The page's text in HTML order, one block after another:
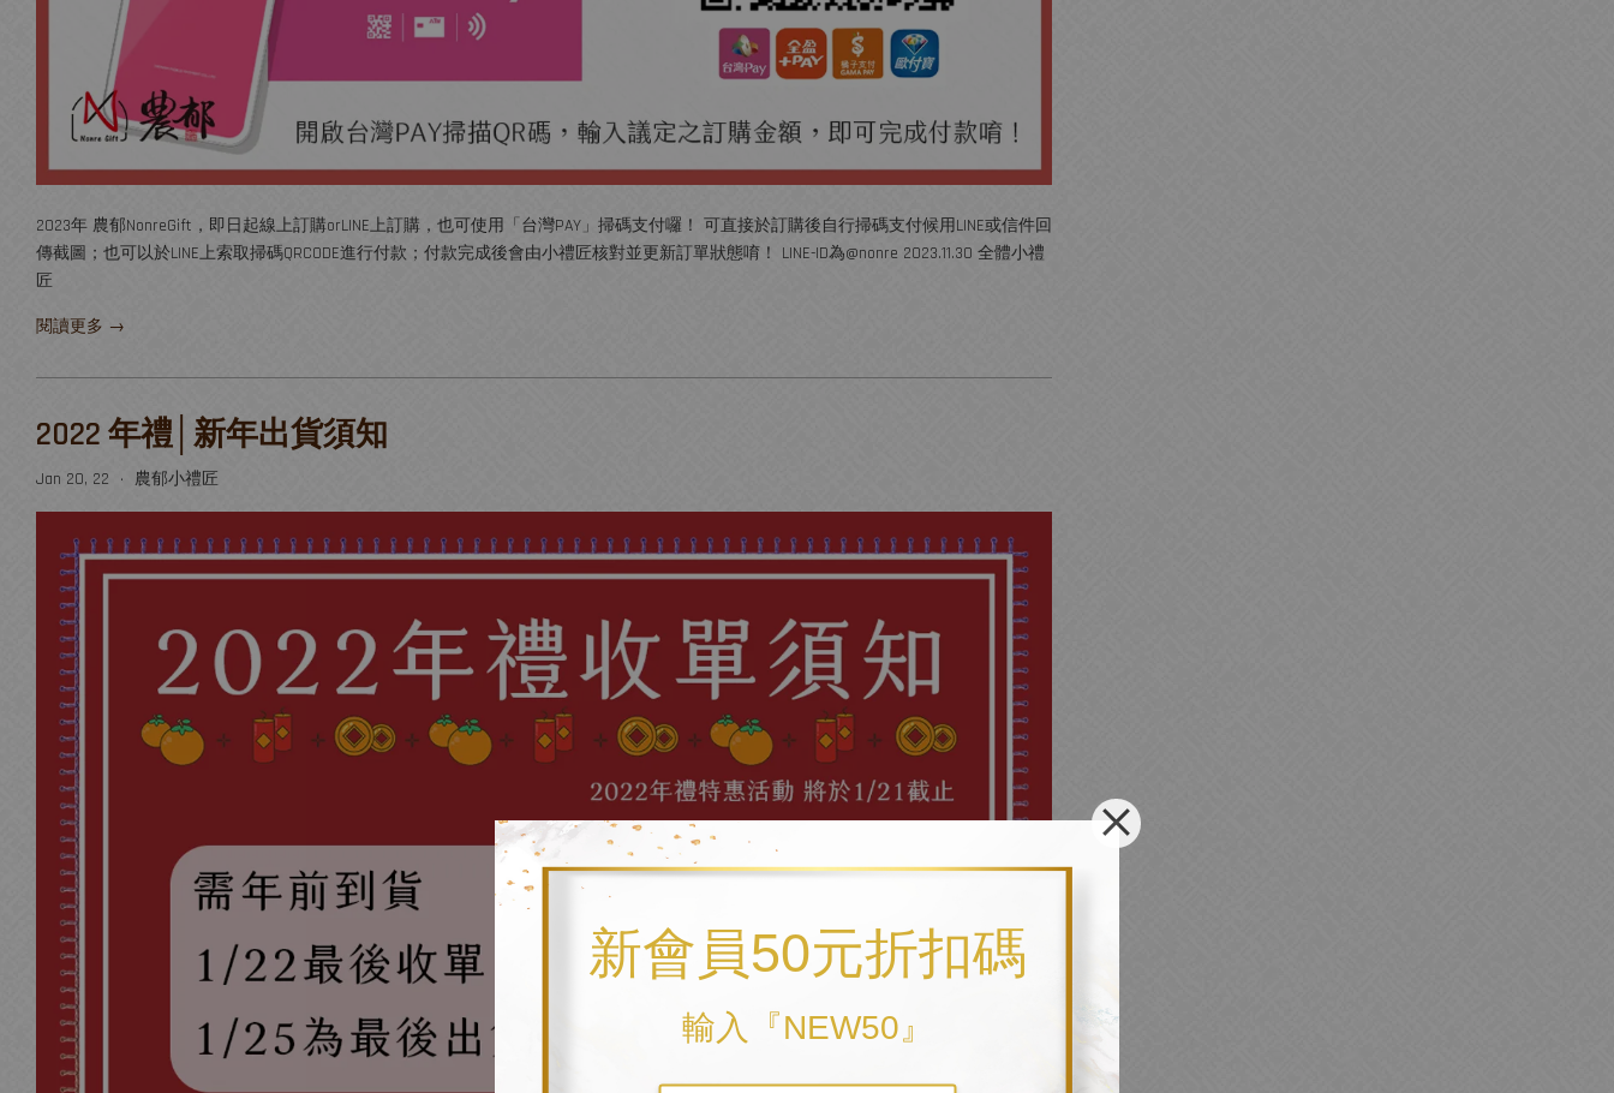
新會員50元折扣碼
輸入『NEW50』
2023年 農郁NonreGift，即日起線上訂購orLINE上訂購，也可使用「台灣PAY」掃碼支付囉！ 可直接於訂購後自行掃碼支付候用LINE或信件回
傳截圖；也可以於LINE上索取掃碼QRCODE進行付款；付款完成後會由小禮匠核對並更新訂單狀態唷！ LINE-ID為@nonre 2023.11.30 全體小禮
匠
閱讀更多 →
2022 年禮│新年出貨須知
Jan 20, 22 • 農郁小禮匠